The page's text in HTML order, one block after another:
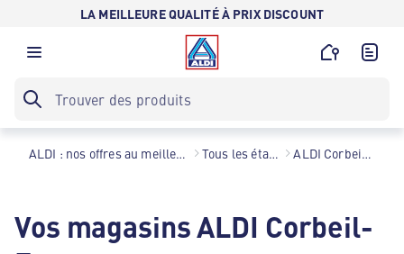
LA MEILLEURE QUALITÉ À PRIX DISCOUNT
ALDI : nos offres au meilleur prix toute l’année ! Tous les établissements ALDI Corbeil-Essonnes
Vos magasins ALDI Corbeil-